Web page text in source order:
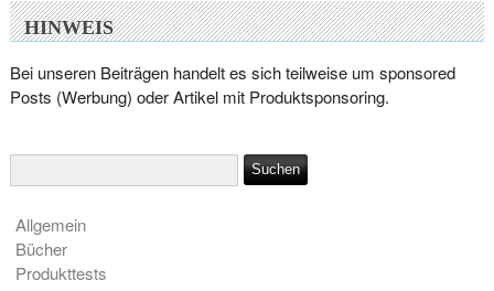
HINWEIS
Bei unseren Beiträgen handelt es sich teilweise um sponsored
Posts (Werbung) oder Artikel mit Produktsponsoring.
Allgemein
Bücher
Produkttests